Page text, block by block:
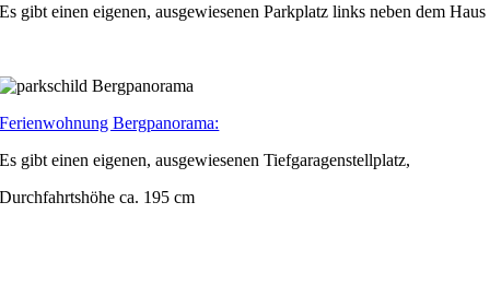
Es gibt einen eigenen, ausgewiesenen Parkplatz links neben dem Haus
Ferienwohnung Bergpanorama:
Es gibt einen eigenen, ausgewiesenen Tiefgaragenstellplatz,
Durchfahrtshöhe ca. 195 cm